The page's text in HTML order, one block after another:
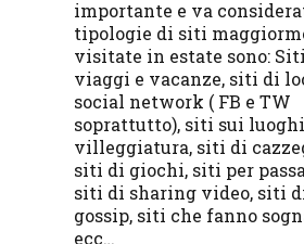
importante e va
tipologie di siti
visitate in estate sono:
viaggi e vacanze, siti di
social network ( FB e TW
soprattutto), siti sui
villeggiatura, siti di
siti di giochi, siti per
siti di sharing video, siti
gossip, siti che fanno
ecc…